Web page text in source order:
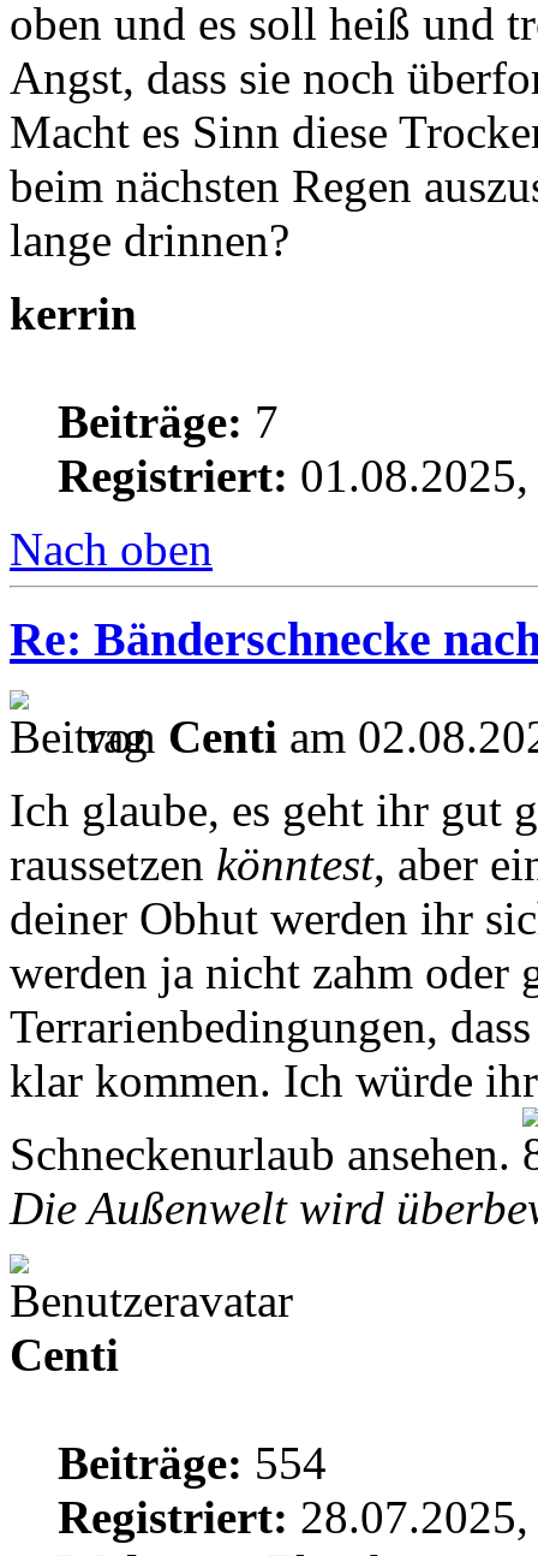
oben und es soll heiß und
Angst, dass sie noch
Macht es Sinn diese
beim nächsten Regen
lange drinnen?
kerrin
Beiträge: 7
Registriert:
Nach oben
Re: Bänderschnecke
von Centi am
Ich glaube, es geht ihr gut
raussetzen könntest, aber
deiner Obhut werden ihr
werden ja nicht zahm oder
Terrarienbedingungen,
klar kommen. Ich würde
Schneckenurlaub ansehen.
Die Außenwelt wird
Centi
Beiträge: 554
Registriert: